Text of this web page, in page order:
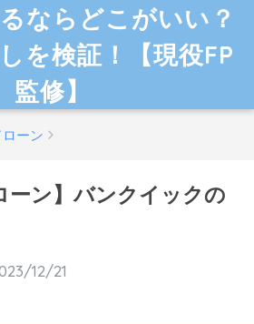
ならどこがいい？
を検証！【現役FP
監修】
ーン
ーン】バンクイックの
12/21